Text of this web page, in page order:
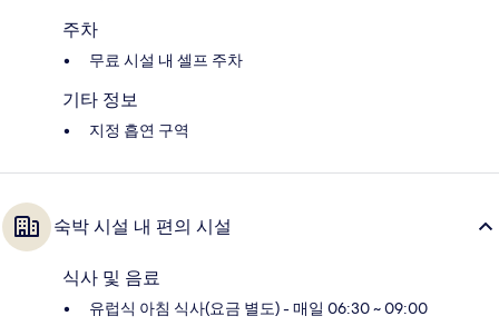
주차
무료 시설 내 셀프 주차
기타 정보
지정 흡연 구역
숙박 시설 내 편의 시설
식사 및 음료
유럽식 아침 식사(요금 별도) - 매일 06:30 ~ 09:00